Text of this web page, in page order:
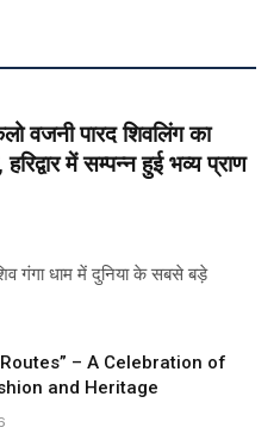
वजनी पारद शिवलिंग का
में सम्पन्न हुई भव्य प्राण
गंगा धाम में दुनिया के सबसे बड़े
– A Celebration of
and Heritage